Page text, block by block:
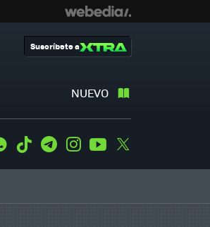
NUEVO
Suscríbete a
WhatsApp
Tiktok TelegramInstagramYoutube